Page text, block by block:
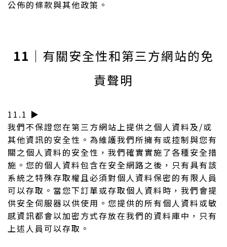
公佈的條款與其他政策。
11 ｜有關安全性和第三方網站的免
責聲明
11.1 ▶︎
我們不保證您在第三方網站上提供之個人資料及/或
其他資訊的安全性。為維護我們所擁有或控制與您有
關之個人資料的安全性，我們確實實施了各種安全措
施。您的個人資料包含在安全網路之後，只有具有該
系統之特殊存取權且必須對個人資料保密的有限人員
可以存取。當您下訂單或存取個人資料時，我們會提
供安全伺服器以供使用。您提供的所有個人資料或敏
感資訊都會以加密方式存放在我們的資料庫中，只有
上述人員可以存取。